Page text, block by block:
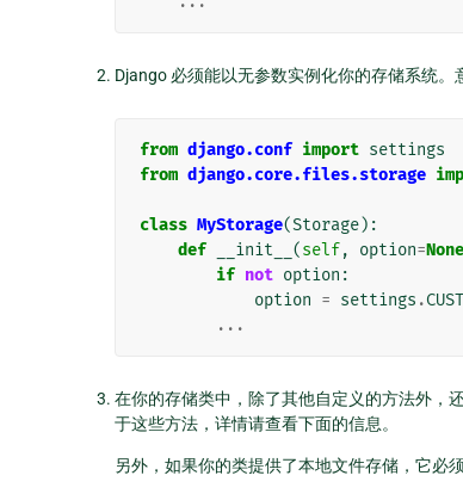
Django 必须能以无参数实例化你的存储系统。
from django.conf import settings
from django.core.files.storage
class MyStorage(Storage):
def
__init__ (self, option=None
if not option :
option = settings .
...
在你的存储类中，除了其他自定义的方法外，
于这些方法，详情请查看下面的信息。
另外，如果你的类提供了本地文件存储，它必